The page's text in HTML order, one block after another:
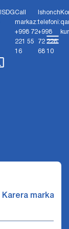
SDGCall
markaz:
+998 72
221 55
16
Ishonch
telefoni:
+998
72 226
68 10
Karera markazi